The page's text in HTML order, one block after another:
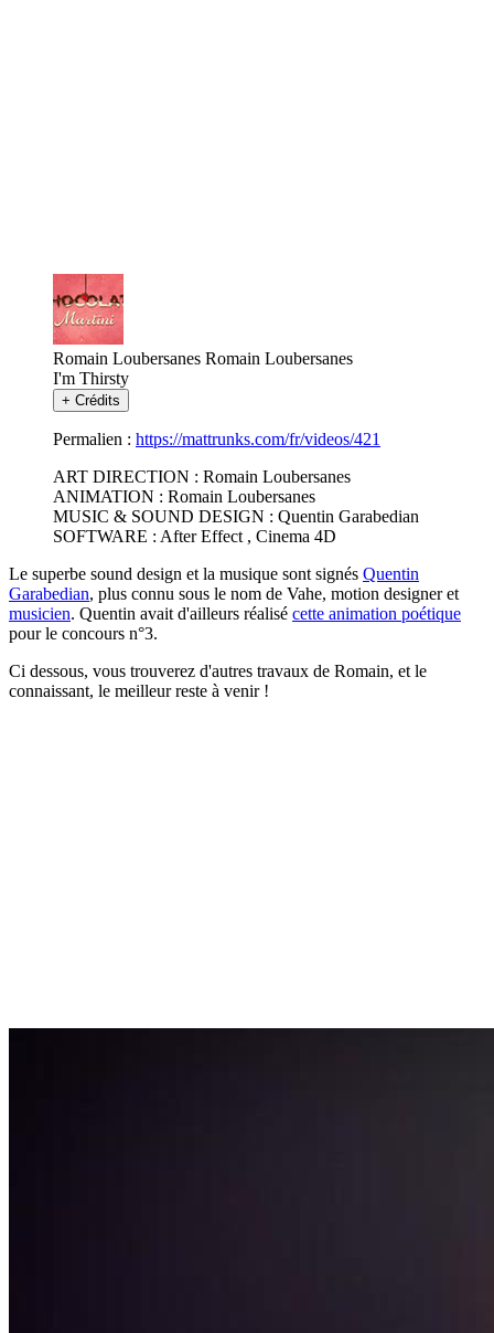
Romain Loubersanes Romain Loubersanes
I'm Thirsty
+ Crédits
Permalien : https://mattrunks.com/fr/videos/421
ART DIRECTION : Romain Loubersanes
ANIMATION : Romain Loubersanes
MUSIC & SOUND DESIGN : Quentin Garabedian
SOFTWARE : After Effect , Cinema 4D
Le superbe sound design et la musique sont signés Quentin
Garabedian, plus connu sous le nom de Vahe, motion designer et
musicien. Quentin avait d'ailleurs réalisé cette animation poétique
pour le concours n°3.
Ci dessous, vous trouverez d'autres travaux de Romain, et le
connaissant, le meilleur reste à venir !